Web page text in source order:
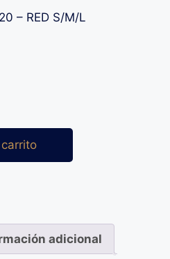
– RED S/M/L
adicional